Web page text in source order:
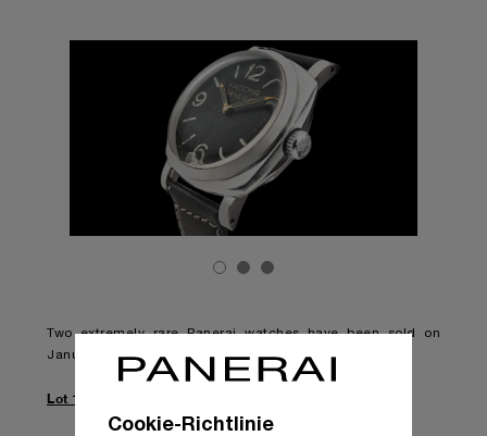
Two extremely rare Panerai watches have been sold on
January 23rd 2019 at the Artcurial auction in Monaco.
Lot 116
Cookie-Richtlinie